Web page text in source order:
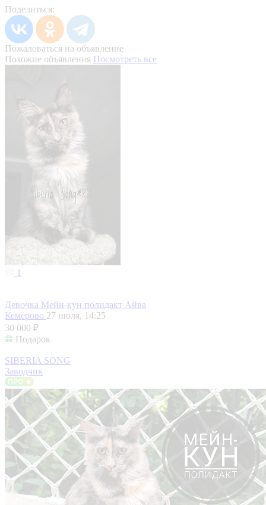
Поделиться:
Пожаловаться на объявление
Похожие объявления Посмотреть все
1
Девочка Мейн-кун полидакт Айва
Кемерово 27 июля, 14:25
30 000 ₽
Подарок
SIBERIA SONG
Заводчик